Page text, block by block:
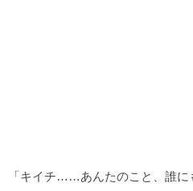
「キイチ……あんたのこと、誰に